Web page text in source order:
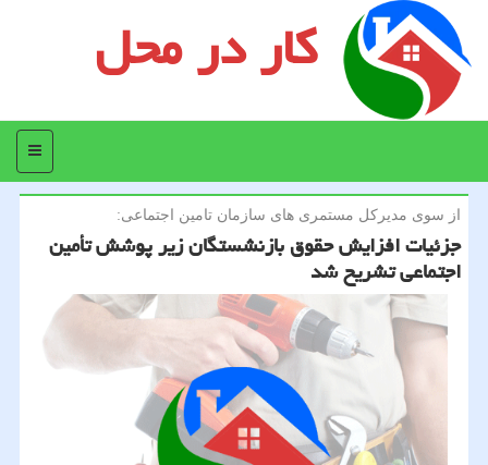
کار در محل
منو
از سوی مدیركل مستمری های سازمان تامین اجتماعی:
جزئیات افزایش حقوق بازنشستگان زیر پوشش تأمین
اجتماعی تشریح شد